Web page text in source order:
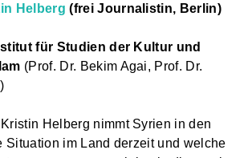
Helberg(frei Journalistin, Berlin)
für Studien der Kultur und
(Prof. Dr. Bekim Agai, Prof. Dr.
Helberg nimmt Syrien in den
Situation im Land derzeit und welche